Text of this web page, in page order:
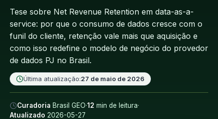
Tese sobre Net Revenue Retention em data-as-a-
service: por que o consumo de dados cresce com o
funil do cliente, retenção vale mais que aquisição e
como isso redefine o modelo de negócio do provedor
de dados PJ no Brasil.
Última atualização:27 de maio de 2026
Curadoria Brasil GEO·12 min de leitura·
Atualizado 2026-05-27